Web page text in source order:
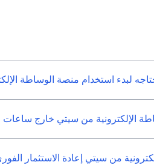
لبدء استخدام منصة الوساطة
الإلكترونية من سيتي خارج ساعات
من سيتي إعادة الاستثمار